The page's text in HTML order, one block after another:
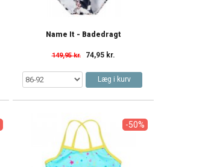
Name It - Badedragt
149,95 kr. 74,95 kr.
Læg i kurv
-50%